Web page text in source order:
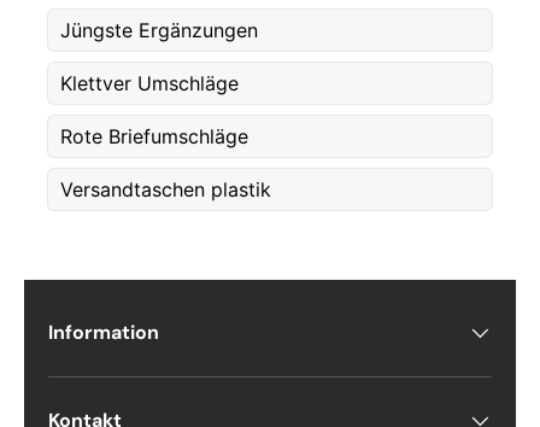
Postnummer *
Antall *
Jüngste Ergänzungen
Klettver Umschläge
Rote Briefumschläge
Versandtaschen plastik
Information
Kontakt